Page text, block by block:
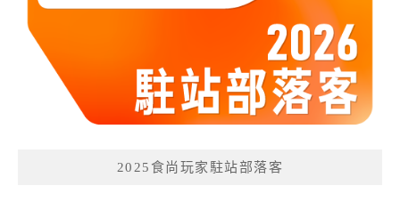
2025食尚玩家駐站部落客